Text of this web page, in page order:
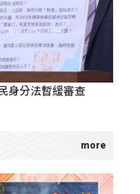
身分法暫緩審查